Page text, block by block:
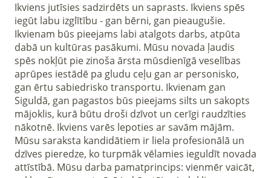
Ikviens jutīsies sadzirdēts un saprasts. Ikviens spēs
iegūt labu izglītību - gan bērni, gan pieaugušie.
Ikvienam būs pieejams labi atalgots darbs, atpūta
dabā un kultūras pasākumi. Mūsu novada ļaudis
spēs nokļūt pie zinoša ārsta mūsdienīgā veselības
aprūpes iestādē pa gludu ceļu gan ar personisko,
gan ērtu sabiedrisko transportu. Ikvienam gan
Siguldā, gan pagastos būs pieejams silts un sakopts
mājoklis, kurā būtu droši dzīvot un cerīgi raudzīties
nākotnē. Ikviens varēs lepoties ar savām mājām.
Mūsu saraksta kandidātiem ir liela profesionālā un
dzīves pieredze, ko turpmāk vēlamies ieguldīt novada
attīstībā. Mūsu darba pamatprincips: vienmēr vaicāt,